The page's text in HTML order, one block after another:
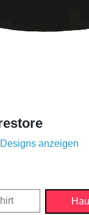
anzeigen